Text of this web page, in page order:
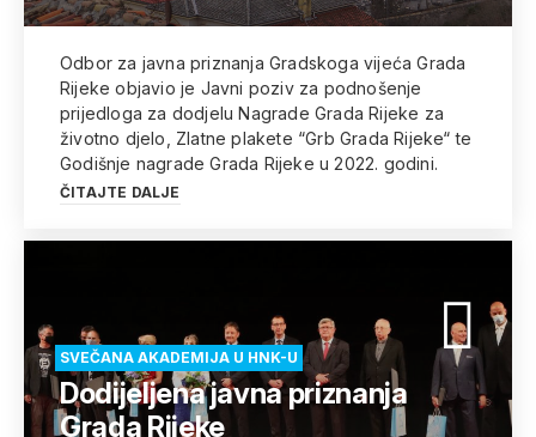
Odbor za javna priznanja Gradskoga vijeća Grada
Rijeke objavio je Javni poziv za podnošenje
prijedloga za dodjelu Nagrade Grada Rijeke za
životno djelo, Zlatne plakete “Grb Grada Rijeke“ te
Godišnje nagrade Grada Rijeke u 2022. godini.
ČITAJTE DALJE
SVEČANA AKADEMIJA U HNK-U
Dodijeljena javna priznanja
Grada Rijeke